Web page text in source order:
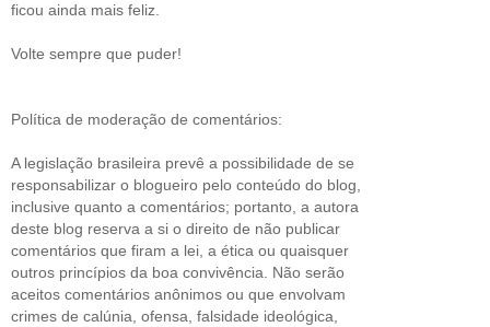
ficou ainda mais feliz.
Volte sempre que puder!
Política de moderação de comentários:
A legislação brasileira prevê a possibilidade de se
responsabilizar o blogueiro pelo conteúdo do blog,
inclusive quanto a comentários; portanto, a autora
deste blog reserva a si o direito de não publicar
comentários que firam a lei, a ética ou quaisquer
outros princípios da boa convivência. Não serão
aceitos comentários anônimos ou que envolvam
crimes de calúnia, ofensa, falsidade ideológica,